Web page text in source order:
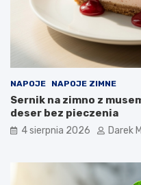
NAPOJE NAPOJE ZIMNE
Sernik na zimno z
deser bez pieczenia
4 sierpnia 2026 Darek